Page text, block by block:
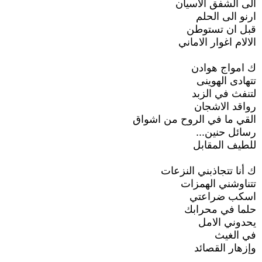
الى الشفق الاسيان
ارنو الى الحلم
قبل ان تستوطن
الالام اغوار الاماني
ك امواج هوادن
تتهادى الهوينى
لتنفث في الزبد
رواقد الاشجان
القي ما في الروح من اشواق
رسائل حنين...
للطيف المقابل
ك أنا تتجاذبني النزعات
تتناوشني الهمزات
اسكب ضراعتي
حلما في محرابك
يحدوني الامل
في الغيث
وإزهار القصائد